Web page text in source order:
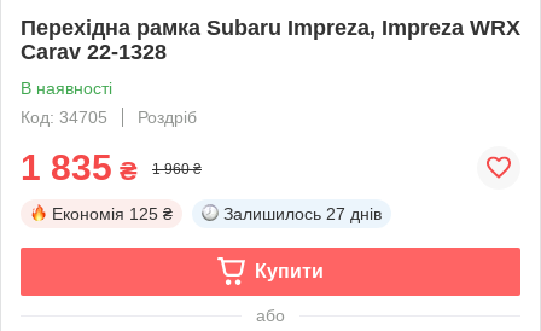
Перехідна рамка Subaru Impreza, Impreza WRX
Carav 22-1328
В наявності
Код: 34705
Роздріб
1 835 ₴ 1 960 ₴
Економія 125 ₴ Залишилось 27 днів
Купити
або